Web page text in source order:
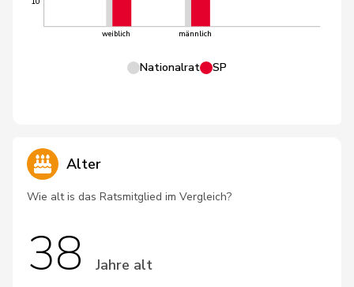
weiblich männlich
Nationalrat SP
Alter
Wie alt is das Ratsmitglied im Vergleich?
38 Jahre alt